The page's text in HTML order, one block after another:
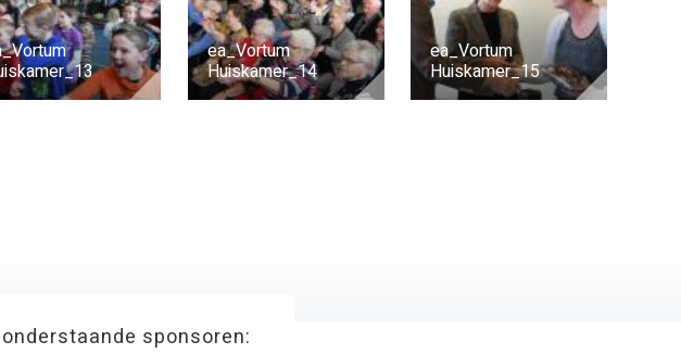
ea_Vortum
Huiskamer_14
ea_Vortum
Huiskamer_15
sponsoren: